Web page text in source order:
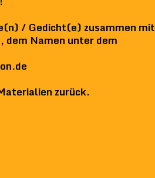
/ Gedicht(e) zusammen mit
Namen unter dem
zurück.